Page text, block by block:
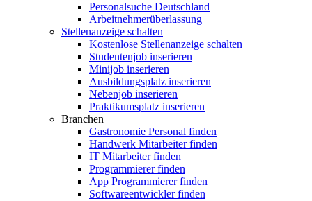
Personalsuche Deutschland
Arbeitnehmerüberlassung
Stellenanzeige schalten
Kostenlose Stellenanzeige schalten
Studentenjob inserieren
Minijob inserieren
Ausbildungsplatz inserieren
Nebenjob inserieren
Praktikumsplatz inserieren
Branchen
Gastronomie Personal finden
Handwerk Mitarbeiter finden
IT Mitarbeiter finden
Programmierer finden
App Programmierer finden
Softwareentwickler finden